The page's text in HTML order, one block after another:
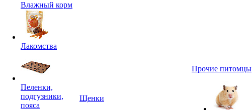
Влажный корм
Лакомства
Пеленки,
подгузники,
пояса
Щенки
Прочие питомцы